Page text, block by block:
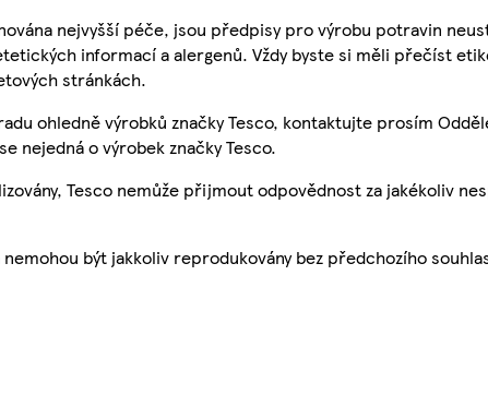
nejvyšší péče, jsou předpisy pro výrobu potravin
informací a alergenů. Vždy byste si měli přečíst
stránkách.
ohledně výrobků značky Tesco, kontaktujte prosím
nejedná o výrobek značky Tesco.
Tesco nemůže přijmout odpovědnost za jakékoliv
být jakkoliv reprodukovány bez předchozího